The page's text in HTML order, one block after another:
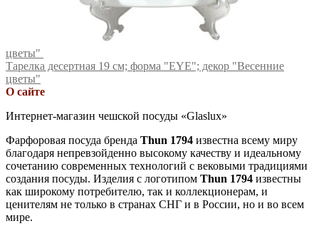
цветы"
Тарелка десертная 19 см; форма "EYE"; декор "Весенние
цветы"
О сайте
Интернет-магазин чешской посуды «Glaslux»
Фарфоровая посуда бренда Thun 1794 известна всему миру
благодаря непревзойденно высокому качеству и идеальному
сочетанию современных технологий с вековыми традициями
создания посуды. Изделия с логотипом Thun 1794 известны
как широкому потребителю, так и коллекционерам, и
ценителям не только в странах СНГ и в России, но и во всем
мире.